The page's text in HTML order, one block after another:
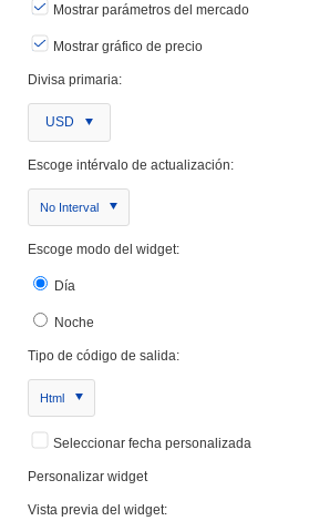
Mostrar parámetros del mercado
Mostrar gráfico de precio
Divisa primaria:
USD
Escoge intérvalo de actualización:
No Interval
Escoge modo del widget:
Día
Noche
Tipo de código de salida:
Html
Seleccionar fecha personalizada
Personalizar widget
Vista previa del widget: